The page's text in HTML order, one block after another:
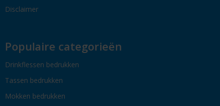
Disclaimer
Populaire categorieën
Drinkflessen bedrukken
Tassen bedrukken
Mokken bedrukken